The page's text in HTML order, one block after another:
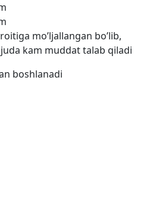
mo’ljallangan bo’lib,
kam muddat talab qiladi
boshlanadi